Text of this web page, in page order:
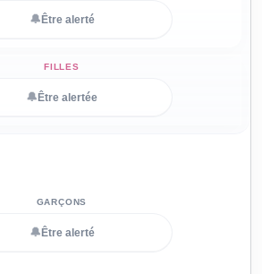
🔔 Être alerté
🔔 Être alertée
🔔 Être alerté